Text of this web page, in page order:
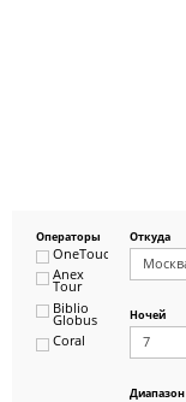
Операторы
OneTouch&Travel
Anex
Tour
Biblio
Globus
Coral
Откуда
Ночей